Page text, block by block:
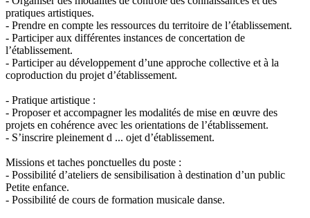
pratiques artistiques.
- Prendre en compte les ressources du territoire de l’établissement.
- Participer aux différentes instances de concertation de
l’établissement.
- Participer au développement d’une approche collective et à la
coproduction du projet d’établissement.
- Pratique artistique :
- Proposer et accompagner les modalités de mise en œuvre des
projets en cohérence avec les orientations de l’établissement.
- S’inscrire pleinement d ... ojet d’établissement.
Missions et taches ponctuelles du poste :
- Possibilité d’ateliers de sensibilisation à destination d’un public
Petite enfance.
- Possibilité de cours de formation musicale danse.